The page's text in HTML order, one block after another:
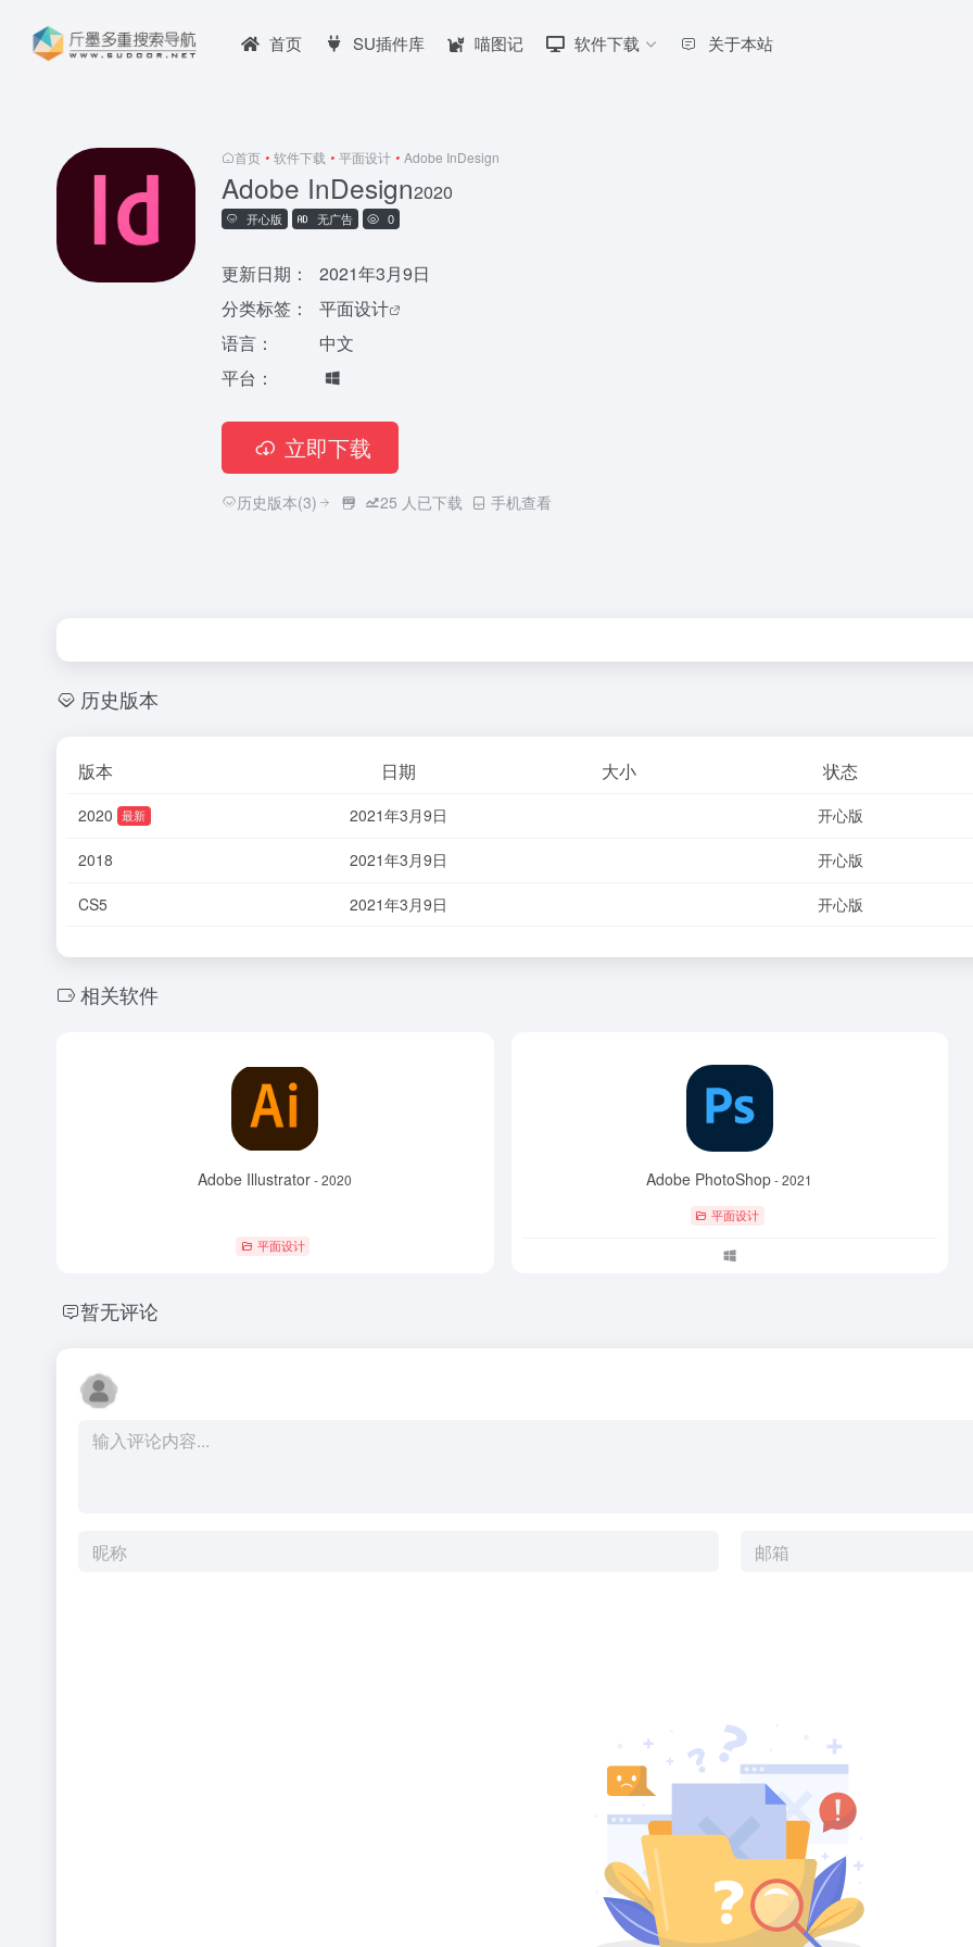
首页 SU插件库 喵图记 软件下载 关于本站
首页 • 软件下载 • 平面设计 • Adobe InDesign
Adobe InDesign2020
开心版 无广告 0
更新日期：
2021年3月9日
分类标签：
平面设计
语言：
中文
平台：
立即下载
历史版本(3) 25 人已下载 手机查看
历史版本
版本 日期 大小 状态
2020 最新 2021年3月9日 开心版
2018 2021年3月9日 开心版
CS5 2021年3月9日 开心版
相关软件
Adobe Illustrator- 2020
平面设计
Adobe PhotoShop- 2021
平面设计
暂无评论